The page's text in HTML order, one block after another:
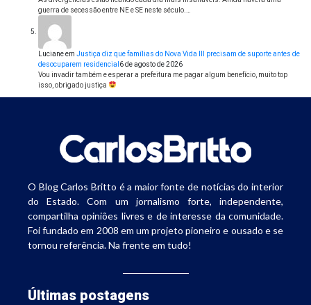
guerra de secessão entre NE e SE neste século.…
Lucianeem Justiça diz que famílias do Nova Vida III precisam de suporte antes de
desocuparem residencial 6 de agosto de 2026
Vou invadir também e esperar a prefeitura me pagar algum benefício, muito top
isso, obrigado justiça
O Blog Carlos Britto é a maior fonte de notícias do interior
do Estado. Com um jornalismo forte, independente,
compartilha opiniões livres e de interesse da comunidade.
Foi fundado em 2008 em um projeto pioneiro e ousado e se
tornou referência. Na frente em tudo!
Últimas postagens